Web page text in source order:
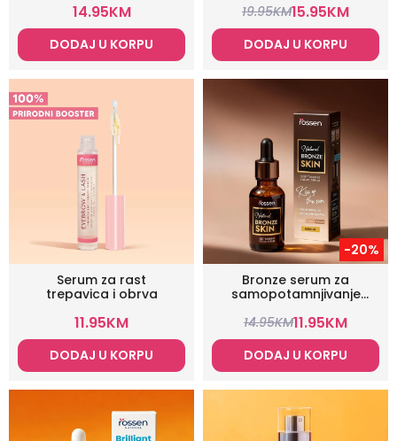
14.95KM
DODAJ U KORPU
19.95KM15.95KM
DODAJ U KORPU
Serum za rast
trepavica i obrva
11.95KM
DODAJ U KORPU
-20%
Bronze serum za
samopotamnjivanje
14.95KM11.95KM
DODAJ U KORPU